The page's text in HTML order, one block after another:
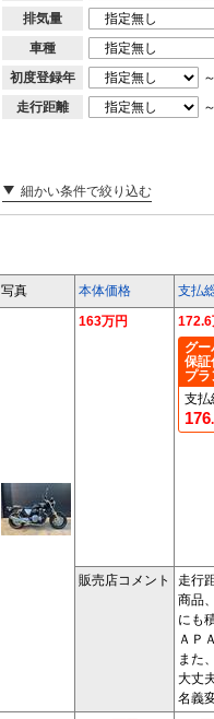
排気量
車種
初度登録年
～
走行距離
～
細かい条件で絞り込む
写真 本体価格 支払
163万円
172.6
グー
保証
プラ
支払
176
販売店コメント
走行
商品
にも
ＡＰ
また
大丈
名義